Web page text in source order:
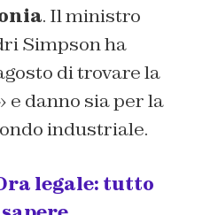
. Il ministro
Simpson ha
di trovare la
danno sia per la
industriale.
legale: tutto